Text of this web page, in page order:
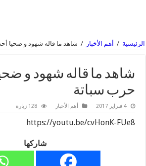
الرئيسية / أهم الأخبار / شاهد ما قاله شهود و ضحيا
شاهد ما قاله شهود و
حرب سباتة
4 فبراير 2017 أهم الأخبار 128 زيارة
https://youtu.be/cvHonK-FUe8
شاركها